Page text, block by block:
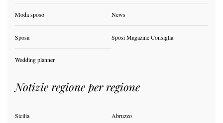
Moda sposo News
Sposa Sposi Magazine Consiglia
Wedding planner
Notizie regione per regione
Sicilia Abruzzo